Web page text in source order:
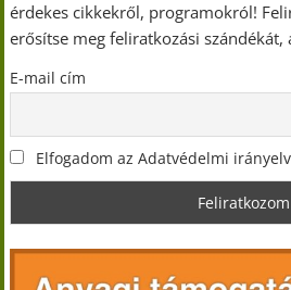
érdekes cikkekről, programokról!
erősítse meg feliratkozási
E-mail cím
Elfogadom az Adatvédelmi